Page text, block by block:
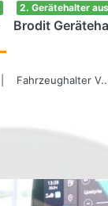
Brodit
2. Gerätehalter
Fahrzeughalter